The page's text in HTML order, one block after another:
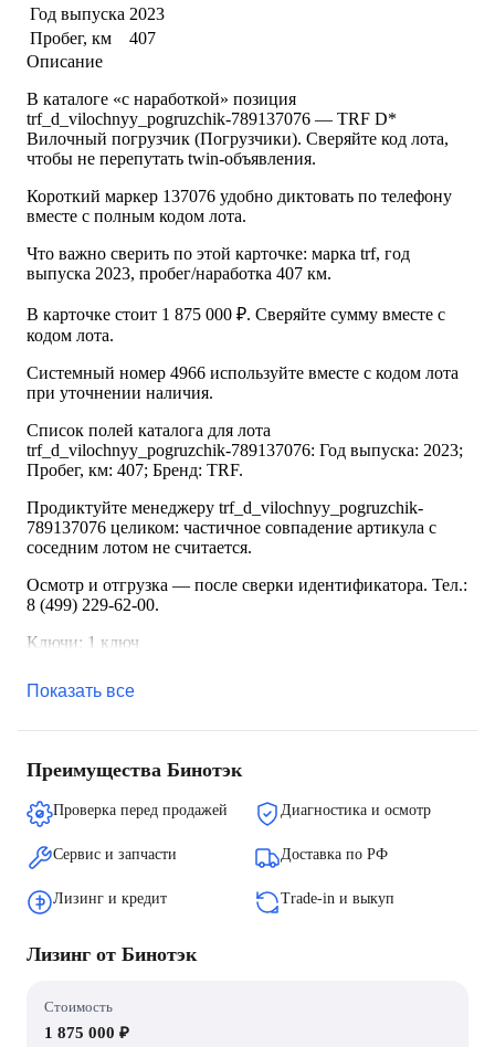
Год выпуска 2023
Пробег, км
407
Описание
В каталоге «с наработкой» позиция
trf_d_vilochnyy_pogruzchik-789137076 — TRF D*
Вилочный погрузчик (Погрузчики). Сверяйте код лота,
чтобы не перепутать twin-объявления.
Короткий маркер 137076 удобно диктовать по телефону
вместе с полным кодом лота.
Что важно сверить по этой карточке: марка trf, год
выпуска 2023, пробег/наработка 407 км.
В карточке стоит 1 875 000 ₽. Сверяйте сумму вместе с
кодом лота.
Системный номер 4966 используйте вместе с кодом лота
при уточнении наличия.
Список полей каталога для лота
trf_d_vilochnyy_pogruzchik-789137076: Год выпуска: 2023;
Пробег, км: 407; Бренд: TRF.
Продиктуйте менеджеру trf_d_vilochnyy_pogruzchik-
789137076 целиком: частичное совпадение артикула с
соседним лотом не считается.
Осмотр и отгрузка — после сверки идентификатора. Тел.:
8 (499) 229-62-00.
Ключи: 1 ключ
Показать все
Преимущества Бинотэк
Проверка перед продажей Диагностика и осмотр
Сервис и запчасти Доставка по РФ
Лизинг и кредит Trade-in и выкуп
Лизинг от Бинотэк
Стоимость
1 875 000 ₽